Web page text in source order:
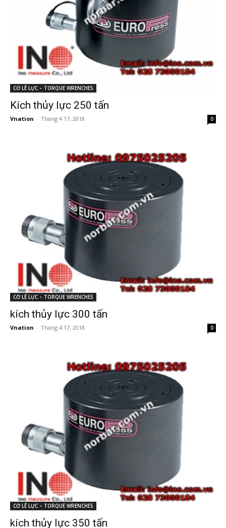
CỜ LÊ LỰC – TORQUE WRENCHES
Kích thủy lực 250 tấn
Vnation - Tháng 4 17, 2018 0
CỜ LÊ LỰC – TORQUE WRENCHES
kích thủy lực 300 tấn
Vnation - Tháng 4 17, 2018 0
CỜ LÊ LỰC – TORQUE WRENCHES
kích thủy lực 350 tấn